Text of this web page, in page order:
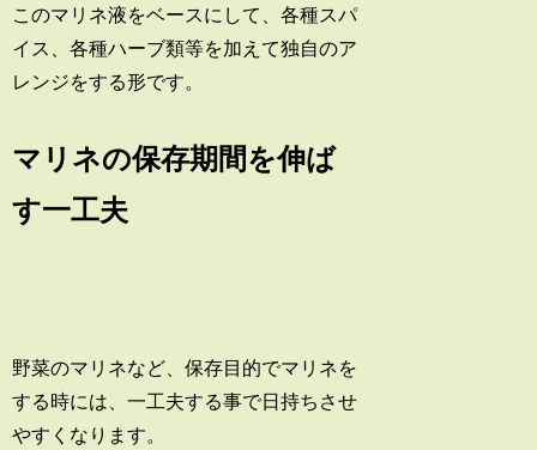
このマリネ液をベースにして、各種スパ
イス、各種ハーブ類等を加えて独自のア
レンジをする形です。
マリネの保存期間を伸ば
す一工夫
野菜のマリネなど、保存目的でマリネを
する時には、一工夫する事で日持ちさせ
やすくなります。